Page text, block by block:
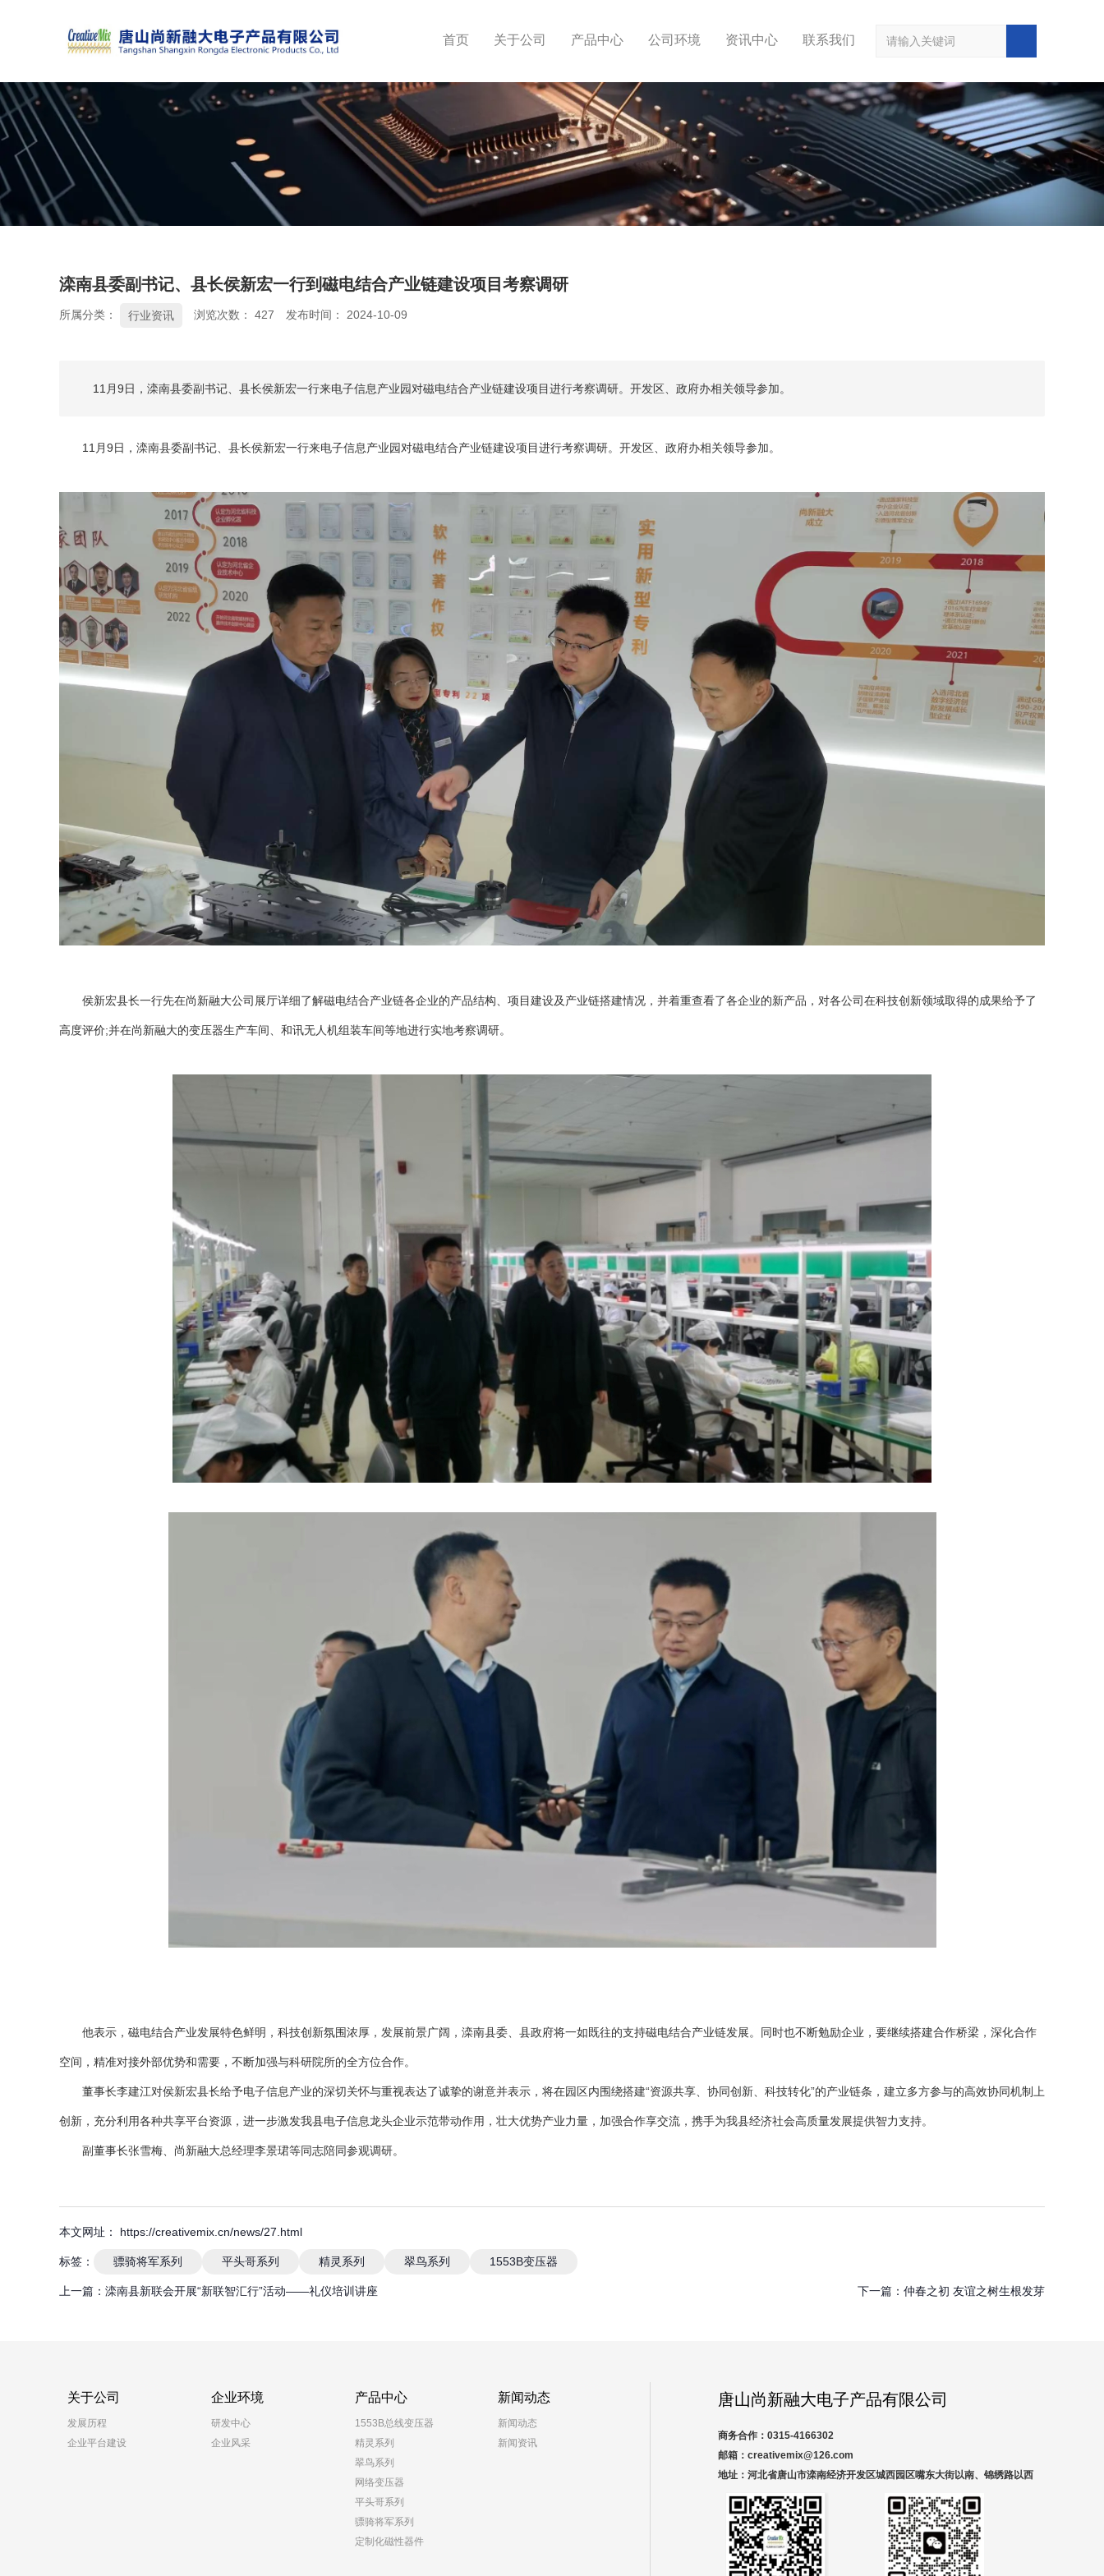
首页 关于公司 产品中心 公司环境 资讯中心 联系我们
滦南县委副书记、县长侯新宏一行到磁电结合产业链建设项目考察调研
所属分类： 行业资讯 浏览次数： 427 发布时间： 2024-10-09
11月9日，滦南县委副书记、县长侯新宏一行来电子信息产业园对磁电结合产业链建设项目进行考察调研。开发区、政府办相关领导参加。
11月9日，滦南县委副书记、县长侯新宏一行来电子信息产业园对磁电结合产业链建设项目进行考察调研。开发区、政府办相关领导参加。
侯新宏县长一行先在尚新融大公司展厅详细了解磁电结合产业链各企业的产品结构、项目建设及产业链搭建情况，并着重查看了各企业的新产品，对各公司在科技创新领域取得的成果给予了
高度评价;并在尚新融大的变压器生产车间、和讯无人机组装车间等地进行实地考察调研。
他表示，磁电结合产业发展特色鲜明，科技创新氛围浓厚，发展前景广阔，滦南县委、县政府将一如既往的支持磁电结合产业链发展。同时也不断勉励企业，要继续搭建合作桥梁，深化合作
空间，精准对接外部优势和需要，不断加强与科研院所的全方位合作。
董事长李建江对侯新宏县长给予电子信息产业的深切关怀与重视表达了诚挚的谢意并表示，将在园区内围绕搭建“资源共享、协同创新、科技转化”的产业链条，建立多方参与的高效协同机制上
创新，充分利用各种共享平台资源，进一步激发我县电子信息龙头企业示范带动作用，壮大优势产业力量，加强合作享交流，携手为我县经济社会高质量发展提供智力支持。
副董事长张雪梅、尚新融大总经理李景珺等同志陪同参观调研。
本文网址： https://creativemix.cn/news/27.html
标签： 骠骑将军系列 平头哥系列 精灵系列 翠鸟系列 1553B变压器
上一篇： 滦南县新联会开展“新联智汇行”活动——礼仪培训讲座 下一篇： 仲春之初 友谊之树生根发芽
关于公司
发展历程
企业平台建设
企业环境
研发中心
企业风采
产品中心
1553B总线变压器
精灵系列
翠鸟系列
网络变压器
平头哥系列
骠骑将军系列
定制化磁性器件
新闻动态
新闻动态
新闻资讯
唐山尚新融大电子产品有限公司
商务合作：0315-4166302
邮箱：creativemix@126.com
地址：河北省唐山市滦南经济开发区城西园区嘴东大街以南、锦绣路以西